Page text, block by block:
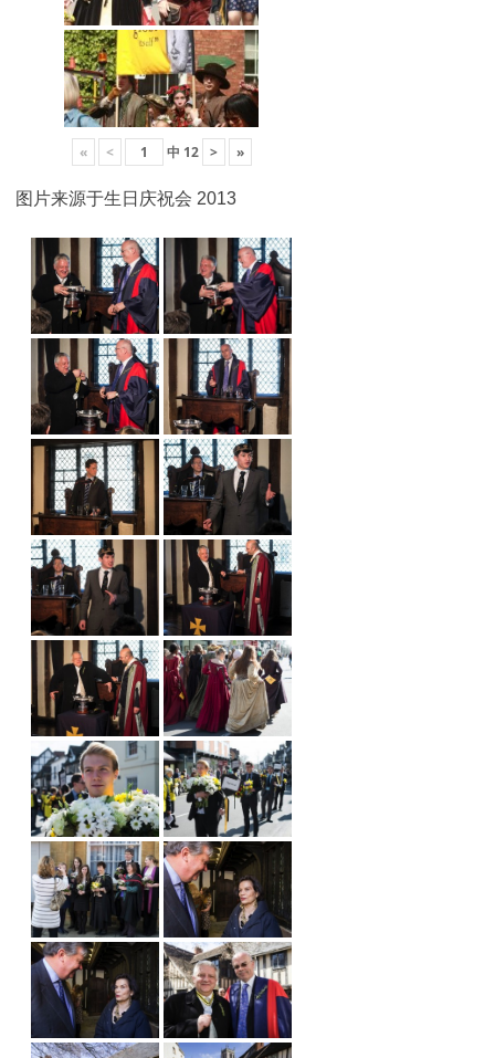
« < 中 12 > »
图片来源于生日庆祝会 2013